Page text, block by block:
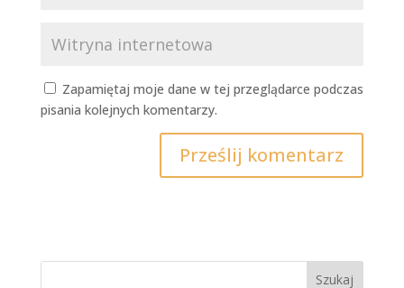
Zapamiętaj moje dane w tej przeglądarce podczas
pisania kolejnych komentarzy.